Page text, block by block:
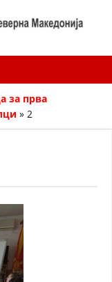
за прва
» 2